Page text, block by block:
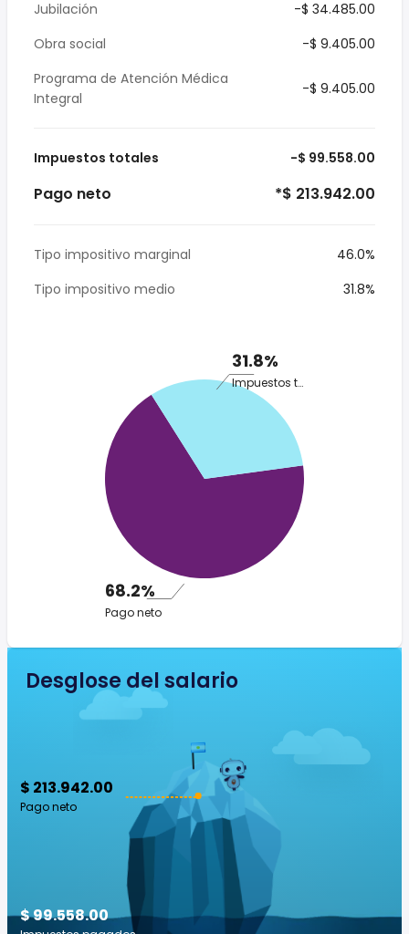
Jubilación
-$ 34.485.00
Obra social
-$ 9.405.00
Programa de Atención Médica
Integral
-$ 9.405.00
Impuestos totales -$ 99.558.00
Pago neto *$ 213.942.00
Tipo impositivo marginal
46.0%
Tipo impositivo medio
31.8%
31.8%
Impuestos totales
68.2%
Pago neto
Desglose del salario
$ 213.942.00
Pago neto
$ 99.558.00